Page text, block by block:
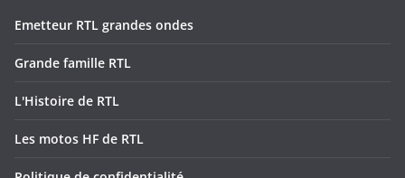
Emetteur RTL grandes ondes
Grande famille RTL
L'Histoire de RTL
Les motos HF de RTL